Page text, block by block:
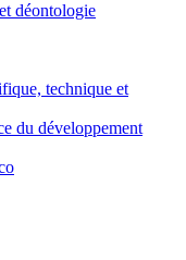
déontologie
technique et
du développement